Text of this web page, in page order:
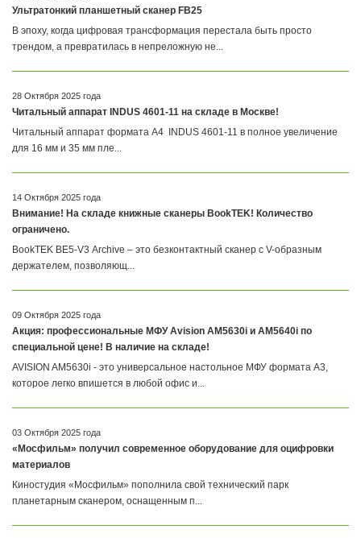
Ультратонкий планшетный сканер FB25
В эпоху, когда цифровая трансформация перестала быть просто
трендом, а превратилась в непреложную не...
28 Октября 2025 года
Читальный аппарат INDUS 4601-11 на складе в Москве!
Читальный аппарат формата А4 INDUS 4601-11 в полное увеличение
для 16 мм и 35 мм пле...
14 Октября 2025 года
Внимание! На складе книжные сканеры BookTEK! Количество
ограничено.
BookTEK BE5-V3 Archive – это безконтактный сканер с V-образным
держателем, позволяющ...
09 Октября 2025 года
Акция: профессиональные МФУ Avision AM5630i и AM5640i по
специальной цене! В наличие на складе!
AVISION AM5630i - это универсальное настольное МФУ формата A3,
которое легко впишется в любой офис и...
03 Октября 2025 года
«Мосфильм» получил современное оборудование для оцифровки
материалов
Киностудия «Мосфильм» пополнила свой технический парк
планетарным сканером, оснащенным п...